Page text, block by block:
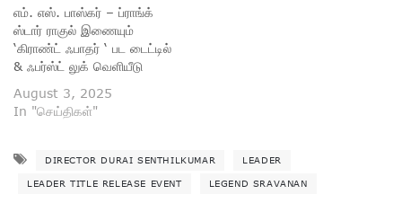
எம். எஸ். பாஸ்கர் – ப்ராங்க்
ஸ்டார் ராகுல் இணையும்
‘கிராண்ட் ஃபாதர் ‘ பட டைட்டில்
& ஃபர்ஸ்ட் லுக் வெளியீடு
August 3, 2025
In "செய்திகள்"
DIRECTOR DURAI SENTHILKUMAR LEADER
LEADER TITLE RELEASE EVENT LEGEND SRAVANAN